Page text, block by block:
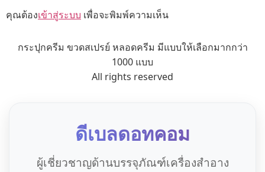
คุณต้องเข้าสู่ระบบ เพื่อจะพิมพ์ความเห็น
กระปุกครีม ขวดสเปรย์ หลอดครีม มีแบบให้เลือกมากกว่า
1000 แบบ
All rights reserved
ดีเบลดอทคอม
ผู้เชี่ยวชาญด้านบรรจุภัณฑ์เครื่องสำอาง